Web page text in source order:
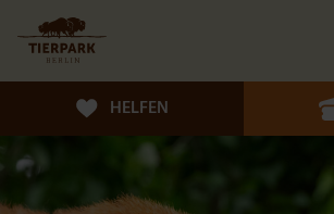
HELFEN